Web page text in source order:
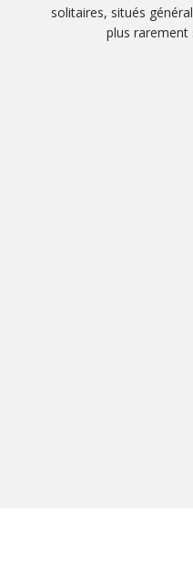
solitaires, situés
plus rarement